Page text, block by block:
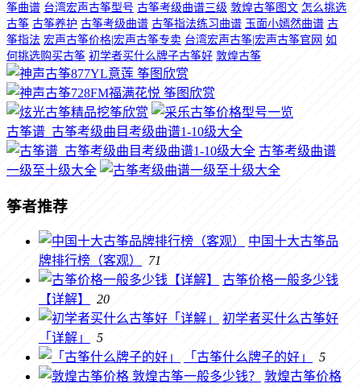
筝曲谱 台湾宏声古筝型号 古筝考级曲谱三级 敦煌古筝图文 怎么挑选
古筝 古筝养护 古筝考级曲谱 古筝指法练习曲谱 玉面小嫣然曲谱 古
筝指法 宏声古筝价格|宏声古筝专卖 台湾宏声古筝|宏声古筝官网 如
何挑选购买古筝 初学者买什么牌子古筝好 敦煌古筝
古筝谱_古筝考级曲目考级曲谱1-10级大全
古筝考级曲谱
一级至十级大全
筝者推荐
中国十大古筝品
牌排行榜（客观）
71
古筝价格一般多少钱
【详解】
20
初学者买什么古筝好
「详解」
5
「古筝什么牌子的好」
5
敦煌古筝价格